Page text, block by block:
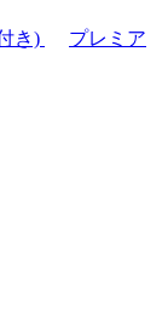
き)
プレミア